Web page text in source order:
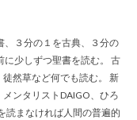
、３分の１を古典、３分の
に少しずつ聖書を読む。 古
然草など何でも読む。 新
ンタリストDAIGO、ひろ
読まなければ人間の普遍的